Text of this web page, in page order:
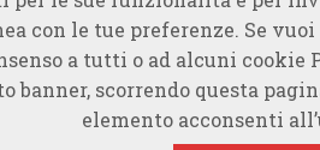
con le tue preferenze. Se
a tutti o ad alcuni cookie
banner, scorrendo questa
elemento acconsenti